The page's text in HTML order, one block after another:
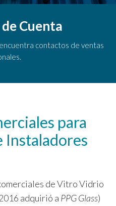
Cuenta
contactos de ventas
para
Instaladores
de Vitro Vidrio
adquirió a PPG Glass)